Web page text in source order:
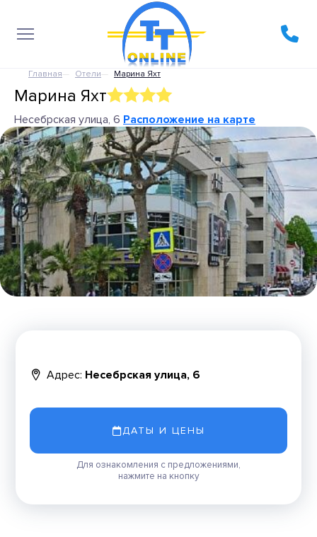
Главная Отели Марина Яхт
Марина Яхт
Несебрская улица, 6 Расположение на карте
Адрес: Несебрская улица, 6
ДАТЫ И ЦЕНЫ
Для ознакомления с предложениями,
нажмите на кнопку